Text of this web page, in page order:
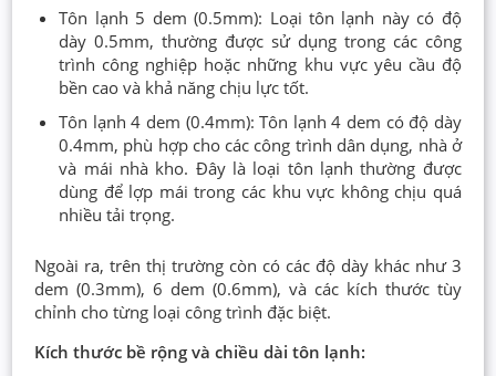
Tôn lạnh 5 dem (0.5mm): Loại tôn lạnh này có độ
dày 0.5mm, thường được sử dụng trong các công
trình công nghiệp hoặc những khu vực yêu cầu độ
bền cao và khả năng chịu lực tốt.
Tôn lạnh 4 dem (0.4mm): Tôn lạnh 4 dem có độ dày
0.4mm, phù hợp cho các công trình dân dụng, nhà ở
và mái nhà kho. Đây là loại tôn lạnh thường được
dùng để lợp mái trong các khu vực không chịu quá
nhiều tải trọng.
Ngoài ra, trên thị trường còn có các độ dày khác như 3
dem (0.3mm), 6 dem (0.6mm), và các kích thước tùy
chỉnh cho từng loại công trình đặc biệt.
Kích thước bề rộng và chiều dài tôn lạnh: